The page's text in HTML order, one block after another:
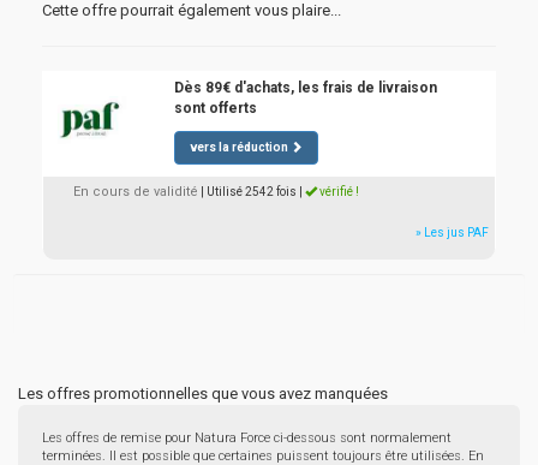
Cette offre pourrait également vous plaire...
Dès 89€ d'achats, les frais de livraison
sont offerts
vers la réduction
En cours de validité | Utilisé 2542 fois vérifié !
» Les jus PAF
Les offres promotionnelles que vous avez manquées
Les offres de remise pour Natura Force ci-dessous sont normalement
terminées. Il est possible que certaines puissent toujours être utilisées. En